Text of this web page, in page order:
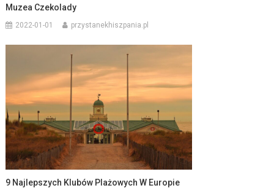
Muzea Czekolady
2022-01-01 przystanekhiszpania.pl
9 Najlepszych Klubów Plażowych W Europie